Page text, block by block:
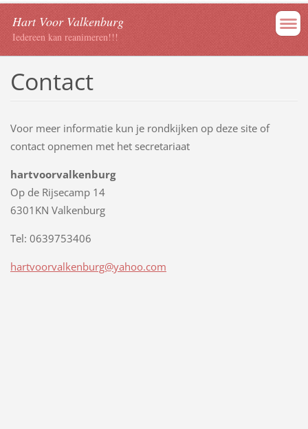
Hart Voor Valkenburg
Iedereen kan reanimeren!!!
Contact
Voor meer informatie kun je rondkijken op deze site of
contact opnemen met het secretariaat
hartvoorvalkenburg
Op de Rijsecamp 14
6301KN Valkenburg
Tel: 0639753406
hartvoorvalkenburg@yahoo.com